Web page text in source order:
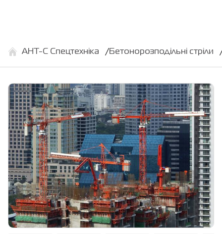
АНТ-С Спецтехніка Бетонорозподільні стріли